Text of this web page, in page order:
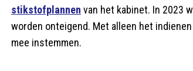
stikstofplannen van het kabinet. In 2023
worden onteigend. Met alleen het
mee instemmen.